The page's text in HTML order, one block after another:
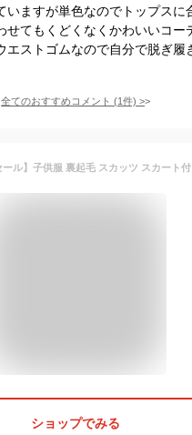
いますが単色なのでトップスに
せてもくどくなくかわいいコー
エストゴムなので自分で脱ぎ履
全てのおすすめコメント (1件) >
ショップでみる